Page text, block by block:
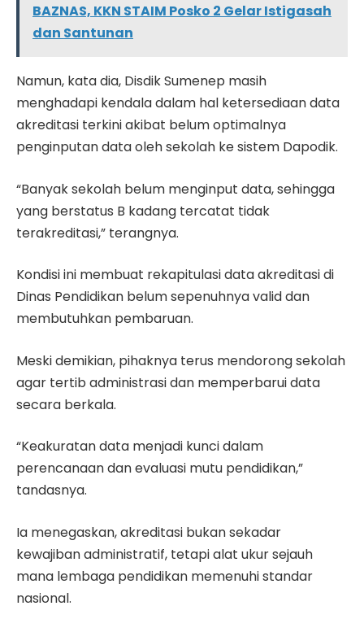
BAZNAS, KKN STAIM Posko 2 Gelar Istigasah
dan Santunan
Namun, kata dia, Disdik Sumenep masih
menghadapi kendala dalam hal ketersediaan data
akreditasi terkini akibat belum optimalnya
penginputan data oleh sekolah ke sistem Dapodik.
“Banyak sekolah belum menginput data, sehingga
yang berstatus B kadang tercatat tidak
terakreditasi,” terangnya.
Kondisi ini membuat rekapitulasi data akreditasi di
Dinas Pendidikan belum sepenuhnya valid dan
membutuhkan pembaruan.
Meski demikian, pihaknya terus mendorong sekolah
agar tertib administrasi dan memperbarui data
secara berkala.
“Keakuratan data menjadi kunci dalam
perencanaan dan evaluasi mutu pendidikan,”
tandasnya.
Ia menegaskan, akreditasi bukan sekadar
kewajiban administratif, tetapi alat ukur sejauh
mana lembaga pendidikan memenuhi standar
nasional.